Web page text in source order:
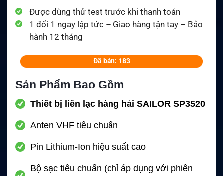
Được dùng thử test trước khi thanh toán
1 đổi 1 ngay lập tức – Giao hàng tận tay – Bảo
hành 12 tháng
Đã bán: 183
Sản Phẩm Bao Gồm
Thiết bị liên lạc hàng hải SAILOR SP3520
Anten VHF tiêu chuẩn
Pin Lithium-Ion hiệu suất cao
Bộ sạc tiêu chuẩn (chỉ áp dụng với phiên